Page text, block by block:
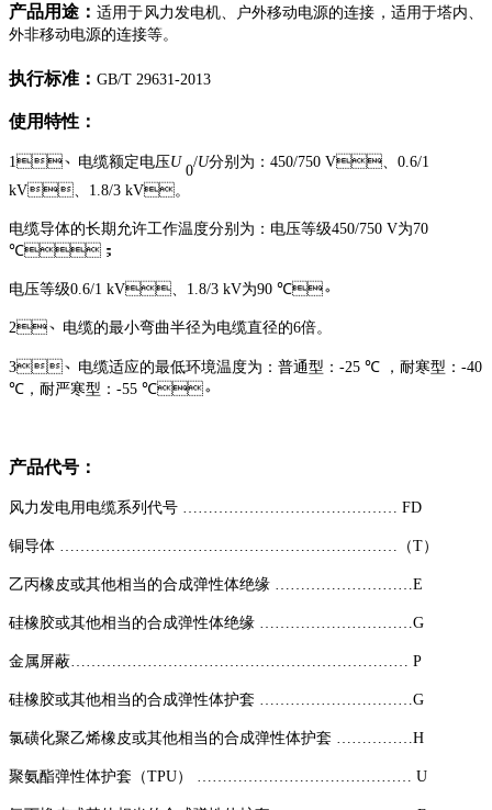
产品用途：适用于风力发电机、户外移动电源的连接， 适用于塔内、
外非移动电源的连接等。
执行标准： GB/T 29631-2013
使用特性：
1、 电缆额定电压U
0
/U分别为： 450/750 V、 0.6/1
kV、 1.8/3 kV。
电缆导体的长期允许工作温度分别为：电压等级450/750 V为70
℃；
电压等级0.6/1 kV、 1.8/3 kV为90 ℃。
2、 电缆的最小弯曲半径为电缆直径的6倍。
3、 电缆适应的最低环境温度为： 普通型： -25 ℃ ， 耐寒型： -40
℃ ， 耐严寒型： -55 ℃。
产品代号 ：
风力发电用电缆系列代号 …………………………………… FD
铜导体 ………………………………………………………… （T）
乙丙橡皮或其他相当的合成弹性体绝缘 ………………………E
硅橡胶或其他相当的合成弹性体绝缘 …………………………G
金属屏蔽………………………………………………………… P
硅橡胶或其他相当的合成弹性体护套 …………………………G
氯磺化聚乙烯橡皮或其他相当的合成弹性体护套 ……………H
聚氨酯弹性体护套（TPU） …………………………………… U